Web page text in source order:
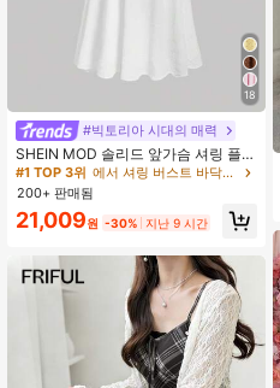
18
#빅토리아 시대의 매력
SHEIN MOD 솔리드 앞가슴 셔링 플리
츠 캐미 드레스
#1 TOP 3위
에서 셔링 버스트 바닥까지 내려오는 드레스
200+ 판매됨
21,009원 -30% 지난 9 시간